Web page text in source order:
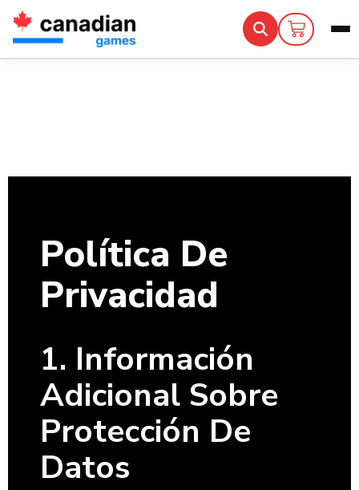
Categorías
Política De
Privacidad
1. Información
Adicional Sobre
Protección De
Datos